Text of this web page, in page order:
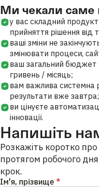
Ми чекали саме
у вас складний
прийняття рішення від
ваші зміни не
змінювати процеси,
ваш загальний бюджет
гривень / місяць;
вам важлива системна
результати вже завтра;
ви цінуєте
інновації.
Напишіть
Розкажіть коротко
протягом робочого
крок.
Ім'я, прізвище *